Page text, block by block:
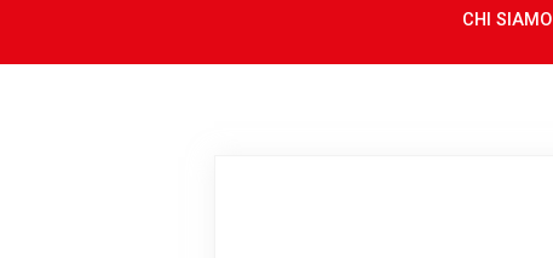
CHI SIAMO